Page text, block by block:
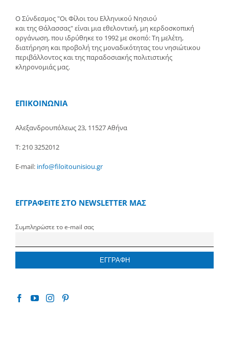
Ο Σύνδεσμος "Οι Φίλοι του Ελληνικού Νησιού
και της Θάλασσας" είναι μια εθελοντική, μη κερδοσκοπική
οργάνωση, που ιδρύθηκε το 1992 με σκοπό: Τη μελέτη,
διατήρηση και προβολή της μοναδικότητας του νησιώτικου
περιβάλλοντος και της παραδοσιακής πολιτιστικής
κληρονομιάς μας.
ΕΠΙΚΟΙΝΩΝΙΑ
Αλεξανδρουπόλεως 23, 11527 Αθήνα
Τ: 210 3252012
E-mail: info@filoitounisiou.gr
ΕΓΓΡΑΦΕΙΤΕ ΣΤΟ NEWSLETTER ΜΑΣ
Συμπληρώστε το e-mail σας